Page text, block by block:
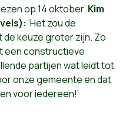
op 14 oktober. Kim
‘Het zou de
keuze groter zijn. Zo
een constructieve
partijen wat leidt tot
onze gemeente en dat
voor iedereen!’